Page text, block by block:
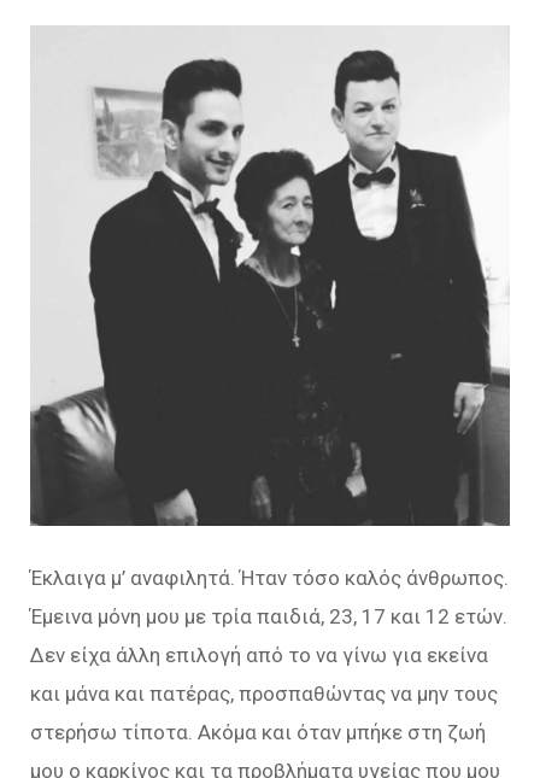
Έκλαιγα μ’ αναφιλητά. Ήταν τόσο καλός άνθρωπος.
Έμεινα μόνη μου με τρία παιδιά, 23, 17 και 12 ετών.
Δεν είχα άλλη επιλογή από το να γίνω για εκείνα
και μάνα και πατέρας, προσπαθώντας να μην τους
στερήσω τίποτα. Ακόμα και όταν μπήκε στη ζωή
μου ο καρκίνος και τα προβλήματα υγείας που μου